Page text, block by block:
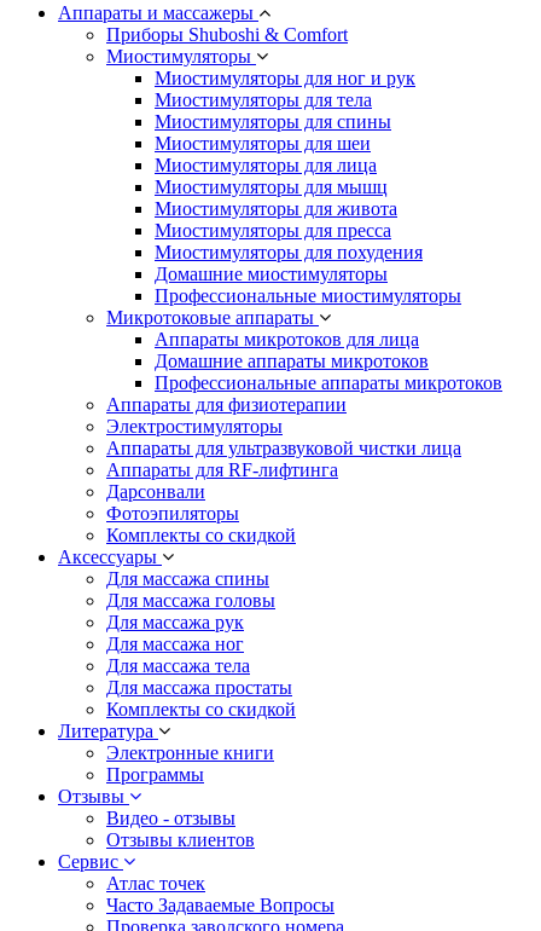
Аппараты и массажеры
Приборы Shuboshi & Comfort
Миостимуляторы
Миостимуляторы для ног и рук
Миостимуляторы для тела
Миостимуляторы для спины
Миостимуляторы для шеи
Миостимуляторы для лица
Миостимуляторы для мышц
Миостимуляторы для живота
Миостимуляторы для пресса
Миостимуляторы для похудения
Домашние миостимуляторы
Профессиональные миостимуляторы
Микротоковые аппараты
Аппараты микротоков для лица
Домашние аппараты микротоков
Профессиональные аппараты микротоков
Аппараты для физиотерапии
Электростимуляторы
Аппараты для ультразвуковой чистки лица
Аппараты для RF-лифтинга
Дарсонвали
Фотоэпиляторы
Комплекты со скидкой
Аксессуары
Для массажа спины
Для массажа головы
Для массажа рук
Для массажа ног
Для массажа тела
Для массажа простаты
Комплекты со скидкой
Литература
Электронные книги
Программы
Отзывы
Видео - отзывы
Отзывы клиентов
Сервис
Атлас точек
Часто Задаваемые Вопросы
Проверка заводского номера